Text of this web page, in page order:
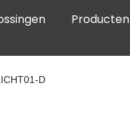
Producten
D